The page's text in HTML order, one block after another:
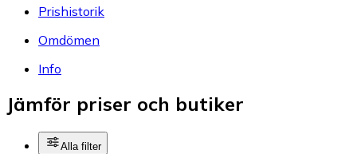
Prishistorik
Omdömen
Info
Jämför priser och butiker
Alla filter